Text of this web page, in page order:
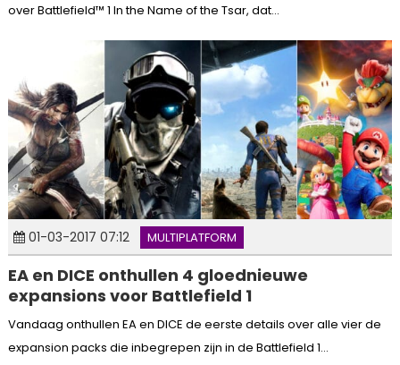
over Battlefield™ 1 In the Name of the Tsar, dat...
01-03-2017 07:12 MULTIPLATFORM
EA en DICE onthullen 4 gloednieuwe
expansions voor Battlefield 1
Vandaag onthullen EA en DICE de eerste details over alle vier de
expansion packs die inbegrepen zijn in de Battlefield 1...